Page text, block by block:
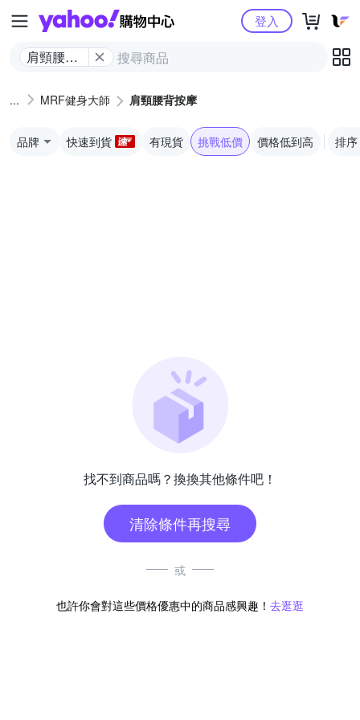
Yahoo購物中心
肩頸腰背
登入
MRF健身大師 肩頸腰背按摩
品牌 快速到貨 有現貨 挑戰低價 價格低到高 排序
找不到商品嗎？換換其他條件吧！
清除條件再搜尋
或
也許你會對這些價格優惠中的商品感興趣！ 去逛逛